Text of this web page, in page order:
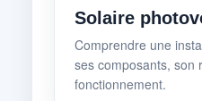
Solaire
Comprendre une
ses composants, son
fonctionnement.